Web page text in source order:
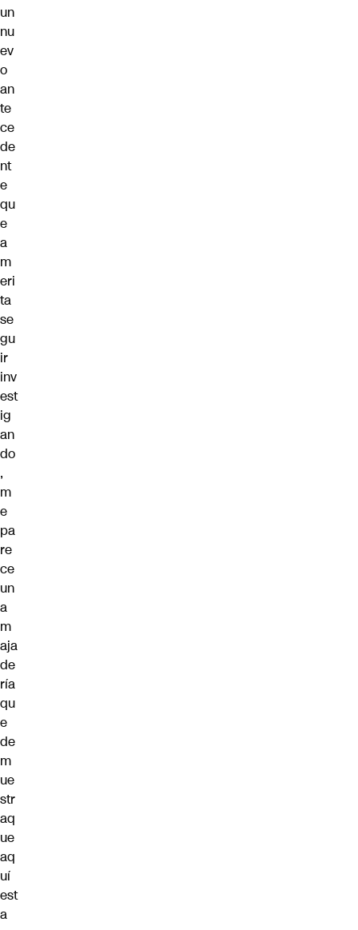
un
nu
ev
o
an
te
ce
de
nt
e
qu
e
a
m
eri
ta
se
gu
ir
inv
est
ig
an
do
,
m
e
pa
re
ce
un
a
m
aja
de
ría
qu
e
de
m
ue
str
aq
ue
aq
uí
est
a